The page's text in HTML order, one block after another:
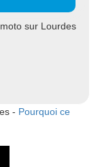
sur Lourdes
- Pourquoi ce